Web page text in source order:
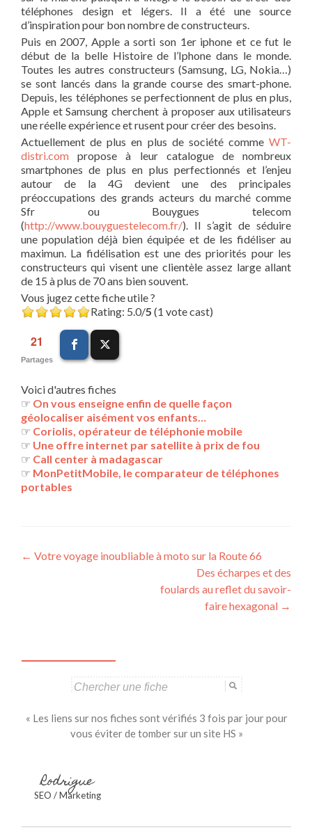
téléphones design et légers. Il a été une source
d’inspiration pour bon nombre de constructeurs.
Puis en 2007, Apple a sorti son 1er iphone et ce fut le
début de la belle Histoire de l’Iphone dans le monde.
Toutes les autres constructeurs (Samsung, LG, Nokia…)
se sont lancés dans la grande course des smart-phone.
Depuis, les téléphones se perfectionnent de plus en plus,
Apple et Samsung cherchent à proposer aux utilisateurs
une réelle expérience et rusent pour créer des besoins.
Actuellement de plus en plus de société comme WT-
distri.com propose à leur catalogue de nombreux
smartphones de plus en plus perfectionnés et l’enjeu
autour de la 4G devient une des principales
préoccupations des grands acteurs du marché comme
Sfr ou Bouygues telecom
(http://www.bouyguestelecom.fr/). Il s’agit de séduire
une population déjà bien équipée et de les fidéliser au
maximun. La fidélisation est une des priorités pour les
constructeurs qui visent une clientèle assez large allant
de 15 à plus de 70 ans bien souvent.
Vous jugez cette fiche utile ?
Rating: 5.0/5 (1 vote cast)
21
Partages
Voici d'autres fiches
☞ On vous enseigne enfin de quelle façon
géolocaliser aisément vos enfants…
☞ Coriolis, opérateur de téléphonie mobile
☞ Une offre internet par satellite à prix de fou
☞ Call center à madagascar
☞ MonPetitMobile, le comparateur de téléphones
portables
Navigation
← Votre voyage inoubliable à moto sur la Route 66
Des écharpes et des
foulards au reflet du savoir-
faire hexagonal →
« Les liens sur nos fiches sont vérifiés 3 fois par jour pour
vous éviter de tomber sur un site HS »
Rodrigue
SEO / Marketing